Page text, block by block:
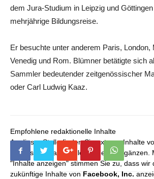
dem Jura-Studium in Leipzig und
mehrjährige Bildungsreise.
Er besuchte unter anderem Paris, London,
Venedig und Rom. Blümner betätigte sich
Sammler bedeutender zeitgenössischer
oder Carl Ludwig Kaaz.
Empfohlene redaktionelle Inhalte
An dieser Stelle finden Sie externe Inhalte
die unser redaktionelles Angebot ergänzen.
"Inhalte anzeigen" stimmen Sie zu, dass wir
zukünftige Inhalte von Facebook, Inc.